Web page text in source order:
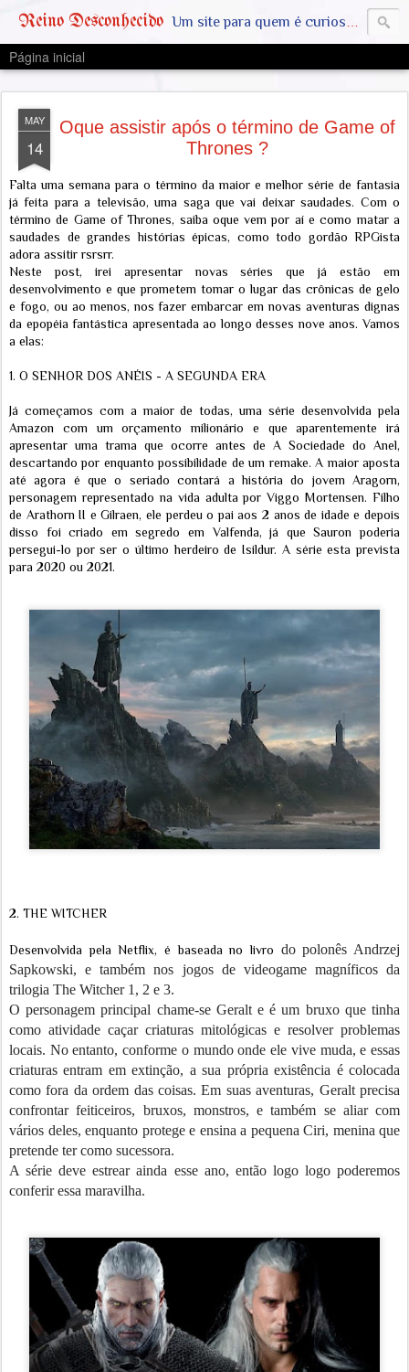
Reino Desconhecido Um site para quem é curioso e também quer estar ciente das notícias que geralmente não aparecem na grande mídia. Abram a mente, pensem fora da caixinha. SAIAM DA MATRIX !! A VERDADE ESTÁ LA FORA
Página inicial
MAY
14
Oque assistir após o término de Game of
Thrones ?
Falta uma semana para o término da maior e melhor série de fantasia
já feita para a televisão, uma saga que vai deixar saudades. Com o
término de Game of Thrones, saiba oque vem por aí e como matar a
saudades de grandes histórias épicas, como todo gordão RPGista
adora assitir rsrsrr.
Neste post, irei apresentar novas séries que já estão em
desenvolvimento e que prometem tomar o lugar das crônicas de gelo
e fogo, ou ao menos, nos fazer embarcar em novas aventuras dignas
da epopéia fantástica apresentada ao longo desses nove anos. Vamos
a elas:
1. O SENHOR DOS ANÉIS - A SEGUNDA ERA
Já começamos com a maior de todas, uma série desenvolvida pela
Amazon com um orçamento milionário e que aparentemente irá
apresentar uma trama que ocorre antes de A Sociedade do Anel,
descartando por enquanto possibilidade de um remake. A maior aposta
até agora é que o seriado contará a história do jovem Aragorn,
personagem representado na vida adulta por Viggo Mortensen. Filho
de Arathorn II e Gilraen, ele perdeu o pai aos 2 anos de idade e depois
disso foi criado em segredo em Valfenda, já que Sauron poderia
persegui-lo por ser o último herdeiro de Isildur. A série esta prevista
para 2020 ou 2021.
2. THE WITCHER
Desenvolvida pela Netflix, é baseada no livro do polonês Andrzej
Sapkowski, e também nos jogos de videogame magníficos da
trilogia The Witcher 1, 2 e 3.
O personagem principal chame-se Geralt e é um bruxo que tinha
como atividade caçar criaturas mitológicas e resolver problemas
locais. No entanto, conforme o mundo onde ele vive muda, e essas
criaturas entram em extinção, a sua própria existência é colocada
como fora da ordem das coisas. Em suas aventuras, Geralt precisa
confrontar feiticeiros, bruxos, monstros, e também se aliar com
vários deles, enquanto protege e ensina a pequena Ciri, menina que
pretende ter como sucessora.
A série deve estrear ainda esse ano, então logo logo poderemos
conferir essa maravilha.